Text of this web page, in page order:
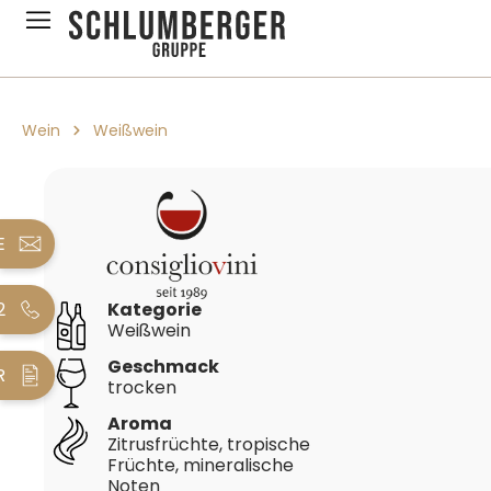
Zur Hauptnavigation springen
Wein Weißwein
Kategorie
Weißwein
Aroma
Zitrusfrüchte, tropische
Früchte, mineralische
Geschmack
trocken